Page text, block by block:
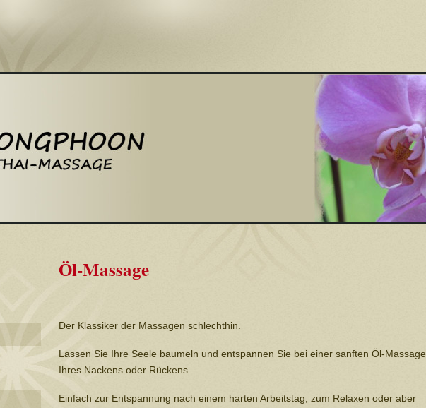
Öl-Massage
Der Klassiker der Massagen schlechthin.
Lassen Sie Ihre Seele baumeln und entspannen Sie bei einer sanften Öl-Massage
Ihres Nackens oder Rückens.
Einfach zur Entspannung nach einem harten Arbeitstag, zum Relaxen oder aber